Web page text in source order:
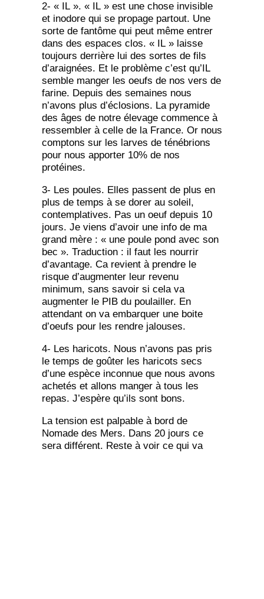
2- « IL ». « IL » est une chose invisible
et inodore qui se propage partout. Une
sorte de fantôme qui peut même entrer
dans des espaces clos. « IL » laisse
toujours derrière lui des sortes de fils
d’araignées. Et le problème c’est qu’IL
semble manger les oeufs de nos vers de
farine. Depuis des semaines nous
n’avons plus d’éclosions. La pyramide
des âges de notre élevage commence à
ressembler à celle de la France. Or nous
comptons sur les larves de ténébrions
pour nous apporter 10% de nos
protéines.
3- Les poules. Elles passent de plus en
plus de temps à se dorer au soleil,
contemplatives. Pas un oeuf depuis 10
jours. Je viens d’avoir une info de ma
grand mère : « une poule pond avec son
bec ». Traduction : il faut les nourrir
d’avantage. Ca revient à prendre le
risque d’augmenter leur revenu
minimum, sans savoir si cela va
augmenter le PIB du poulailler. En
attendant on va embarquer une boite
d’oeufs pour les rendre jalouses.
4- Les haricots. Nous n’avons pas pris
le temps de goûter les haricots secs
d’une espèce inconnue que nous avons
achetés et allons manger à tous les
repas. J’espère qu’ils sont bons.
La tension est palpable à bord de
Nomade des Mers. Dans 20 jours ce
sera différent. Reste à voir ce qui va